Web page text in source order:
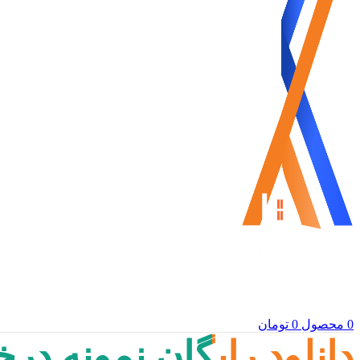
0 محصول 0 تومان